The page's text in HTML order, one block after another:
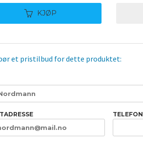
KJØP
et pristilbud for dette produktet:
TELEFON